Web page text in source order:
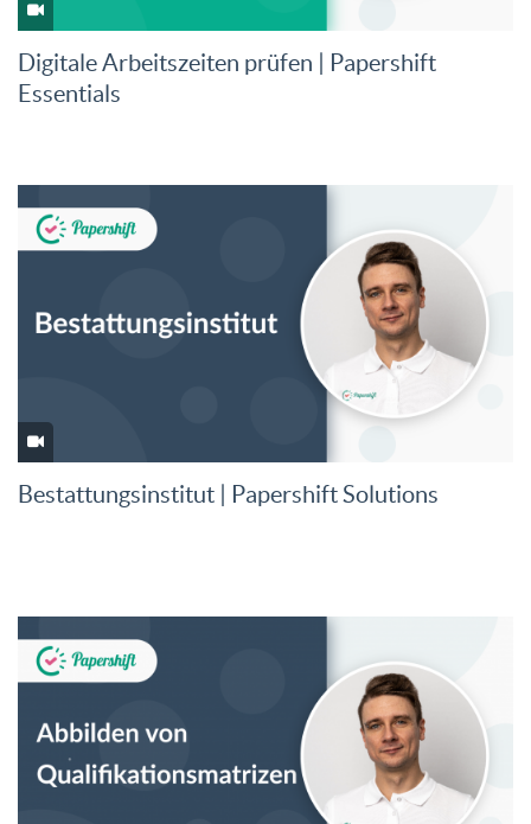
Digitale Arbeitszeiten prüfen | Papershift
Essentials
Bestattungsinstitut | Papershift Solutions